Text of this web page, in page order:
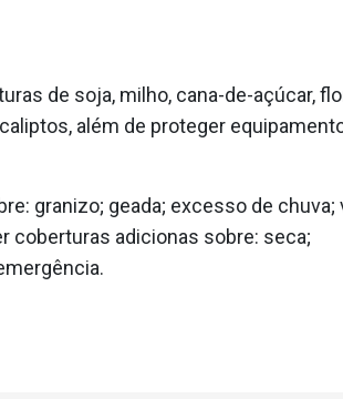
de soja, milho, cana-de-açúcar,
além de proteger
granizo; geada; excesso de chuva;
coberturas adicionas sobre: seca;